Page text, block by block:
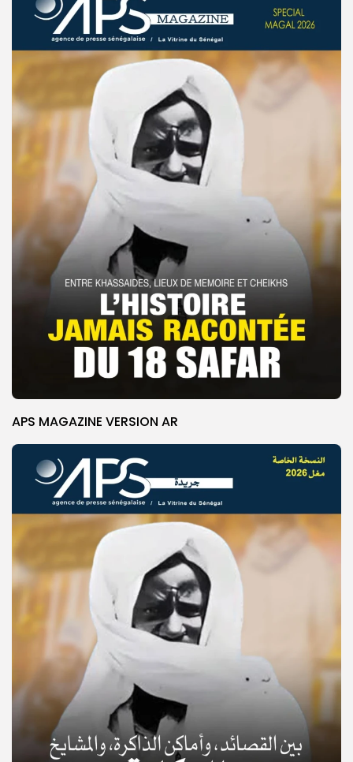
© Copyright 2025, APS
APS MAGAZINE VERSION AR